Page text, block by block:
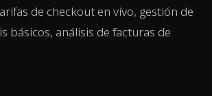
de checkout en vivo, gestión de
básicos, análisis de facturas de